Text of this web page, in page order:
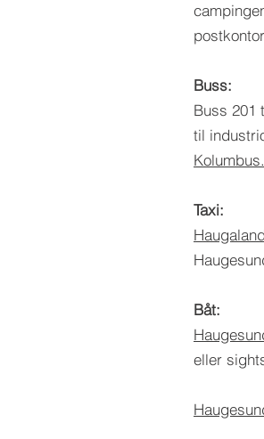
Buss:
Buss 201
til
Kolumbus.
Taxi:
Båt:
eller